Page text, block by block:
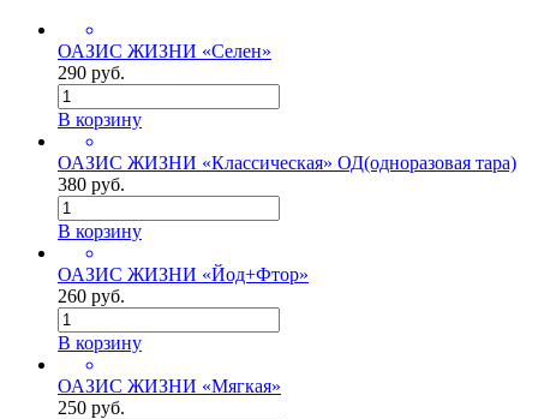
ОАЗИС ЖИЗНИ «Селен»
290 руб.
В корзину
ОАЗИС ЖИЗНИ «Классическая» ОД(одноразовая тара)
380 руб.
В корзину
ОАЗИС ЖИЗНИ «Йод+Фтор»
260 руб.
В корзину
ОАЗИС ЖИЗНИ «Мягкая»
250 руб.